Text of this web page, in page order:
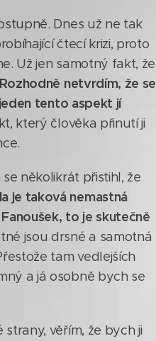
Dnes už ne tak
čtecí krizi, proto
Už jen samotný fakt, že
Rozhodně netvrdím, že se
tento aspekt jí
který člověka přinutí ji
několikrát přistihl, že
je taková nemastná
Fanoušek, to je skutečně
jsou drsné a samotná
tam vedlejších
a já osobně bych se
věřím, že bych ji